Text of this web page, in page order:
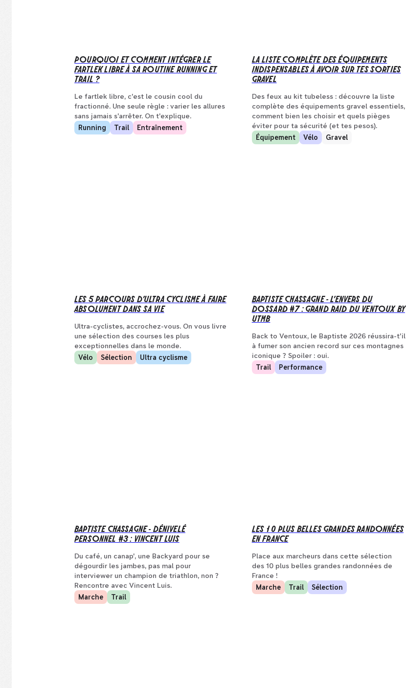
POURQUOI ET COMMENT INTÉGRER LE
FARTLEK LIBRE À SA ROUTINE RUNNING ET
TRAIL ?
Le fartlek libre, c'est le cousin cool du
fractionné. Une seule règle : varier les allures
sans jamais s'arrêter. On t'explique.
Running
Trail Entraînement
LA LISTE COMPLÈTE DES ÉQUIPEMENTS
INDISPENSABLES À AVOIR SUR TES SORTIES
GRAVEL
Des feux au kit tubeless : découvre la liste
complète des équipements gravel essentiels,
comment bien les choisir et quels pièges
éviter pour ta sécurité (et tes pesos).
Équipement
Vélo Gravel
LES 5 PARCOURS D’ULTRA CYCLISME À FAIRE
ABSOLUMENT DANS SA VIE
Ultra-cyclistes, accrochez-vous. On vous livre
une sélection des courses les plus
exceptionnelles dans le monde.
Vélo
Sélection Ultra cyclisme
BAPTISTE CHASSAGNE - L’ENVERS DU
DOSSARD #7 : GRAND RAID DU VENTOUX BY
UTMB
Back to Ventoux, le Baptiste 2026 réussira-t'il
à fumer son ancien record sur ces montagnes
iconique ? Spoiler : oui.
Trail
Performance
BAPTISTE CHASSAGNE - DÉNIVELÉ
PERSONNEL #3 : VINCENT LUIS
Du café, un canap', une Backyard pour se
dégourdir les jambes, pas mal pour
interviewer un champion de triathlon, non ?
Rencontre avec Vincent Luis.
Marche
Trail
LES 10 PLUS BELLES GRANDES RANDONNÉES
EN FRANCE
Place aux marcheurs dans cette sélection
des 10 plus belles grandes randonnées de
France !
Marche
Trail Sélection